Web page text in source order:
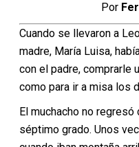
Por
Cuando se llevaron a
madre, María Luisa,
con el padre, comprarle
como para ir a misa los
El muchacho no
séptimo grado. Unos